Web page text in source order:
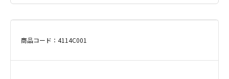
商品コード：4114C001